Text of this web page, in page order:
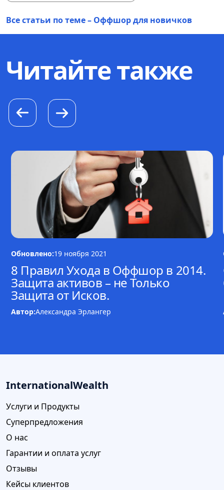
Все статьи по теме – Оффшор для новичков
Читайте также
Обновлено:19 ноября 2021
8 Правил Ухода в Оффшор в 2014.
Защита активов – не Только
Защита от Исков.
Автор:Александра Эрлангер
InternationalWealth
Услуги и Продукты
Суперпредложения
О нас
Гарантии и оплата услуг
Отзывы
Кейсы клиентов